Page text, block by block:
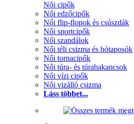
Női cipők
Női edzőcipők
Női flip-flopok és csúszdák
Női sportcipők
Női szandálok
Női téli csizma és hótaposók
Női tornacipők
Női túra- és túrabakancsok
Női vízi cipők
Női vizálló csizma
Láss többet...